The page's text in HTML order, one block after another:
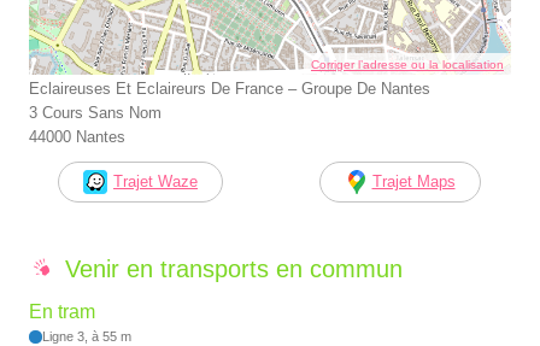
Corriger l’adresse ou la localisation
Eclaireuses Et Eclaireurs De France – Groupe De Nantes
3 Cours Sans Nom
44000 Nantes
Trajet Waze Trajet Maps
Venir en transports en commun
En tram
Ligne 3, à 55 m